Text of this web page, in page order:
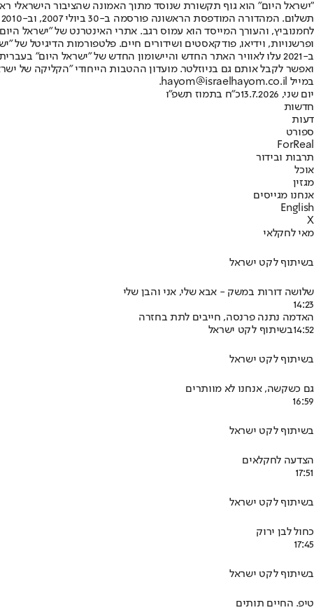
"ישראל היום" הוא גוף תקשורת שנוסד מתוך האמונה שהציבור הישראלי
ופרשנויות, וידיאו, פודקאסטים ושידורים חיים. פלטפורמות הדיגיטל של
ב-2021 עלו לאוויר האתר החדש והיישומון החדש של "ישראל היום"
ואפשר לקבל אותם גם בניוזלטר. מועדון ההטבות הייחודי "הקליקה של
במייל hayom@israelhayom.co.il.
יום שני, 13.7.2026
כ"ח בתמוז תשפ"ו
חדשות
דעות
ספורט
ForReal
תרבות ובידור
אוכל
מגזין
אנחנו מגייסים
English
X
מאי לחקלאי
בשיתוף לקט ישראל
שלושה דורות במשק - אבא שלי, אני והבן שלי
14:23
האדמה נתנה פרנסה, חייבים לתת בחזרה
14:52בשיתוף לקט ישראל
בשיתוף לקט ישראל
גם כשקשה, אנחנו לא מוותרים
16:59
בשיתוף לקט ישראל
הצדעה לחקלאים
17:51
בשיתוף לקט ישראל
כחול לבן ירוק
17:45
בשיתוף לקט ישראל
טיפ. החיים תותים